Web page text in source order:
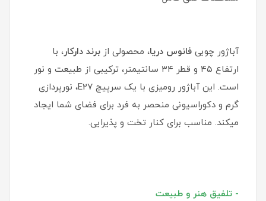
آباژور چوبی فانوس دریا، محصولی از برند دارکار، با
ارتفاع ۴۵ و قطر ۳۴ سانتیمتر، ترکیبی از طبیعت و نور
است. این آباژور رومیزی با یک سرپیچ E27، نورپردازی
گرم و دکوراسیونی منحصر به فرد برای فضای شما ایجاد
میکند. مناسب برای کنار تخت و پذیرایی.
- تلفیق هنر و طبیعت